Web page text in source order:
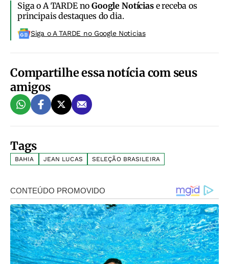
Siga o A TARDE noGoogle Notíciase receba os
principais destaques do dia.
Siga o A TARDE no Google Noticias
Compartilhe essa notícia com seus
amigos
Tags
BAHIA JEAN LUCAS SELEÇÃO BRASILEIRA